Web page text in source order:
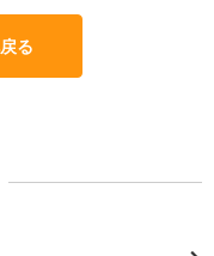
る